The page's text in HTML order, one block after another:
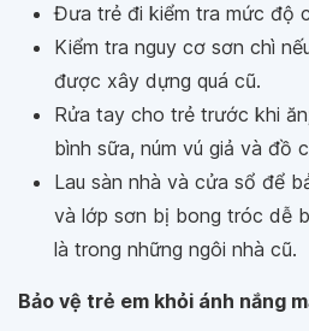
Đưa trẻ đi kiểm tra mức độ
Kiểm tra nguy cơ sơn chì
được xây dựng quá cũ.
Rửa tay cho trẻ trước khi
bình sữa, núm vú giả và đồ
Lau sàn nhà và cửa sổ để
và lớp sơn bị bong tróc dễ
là trong những ngôi nhà cũ.
Bảo vệ trẻ em khỏi ánh nắng